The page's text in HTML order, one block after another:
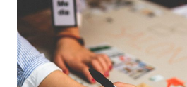
A
LEYES.